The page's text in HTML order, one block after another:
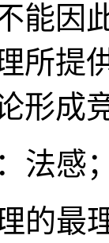
能因
所提
形成
法感
的最